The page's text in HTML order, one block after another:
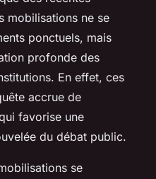
mobilisations ne se
ponctuels, mais
profonde des
En effet, ces
accrue de
favorise une
du débat public.
se